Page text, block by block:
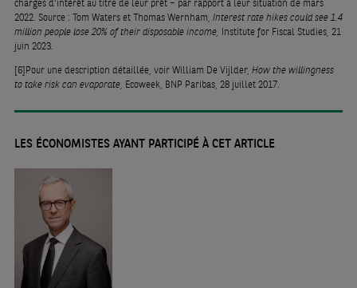
charges d’intérêt au titre de leur prêt – par rapport à leur situation de mars
2022. Source : Tom Waters et Thomas Wernham, Interest rate hikes could see 1.4
million people lose 20% of their disposable income, Institute for Fiscal Studies, 21
juin 2023.
[6]Pour une description détaillée, voir William De Vijlder, How the willingness
to take risk can evaporate, Ecoweek, BNP Paribas, 28 juillet 2017.
LES ÉCONOMISTES AYANT PARTICIPÉ À CET ARTICLE